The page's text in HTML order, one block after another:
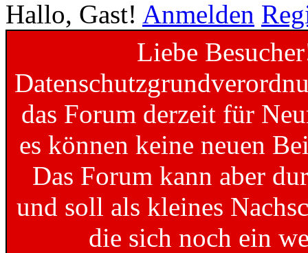
Hallo, Gast! Anmelden
Liebe
das Forum derzeit für
es können keine neuen
Das Forum kann aber
und soll als kleines
die sich noch ein